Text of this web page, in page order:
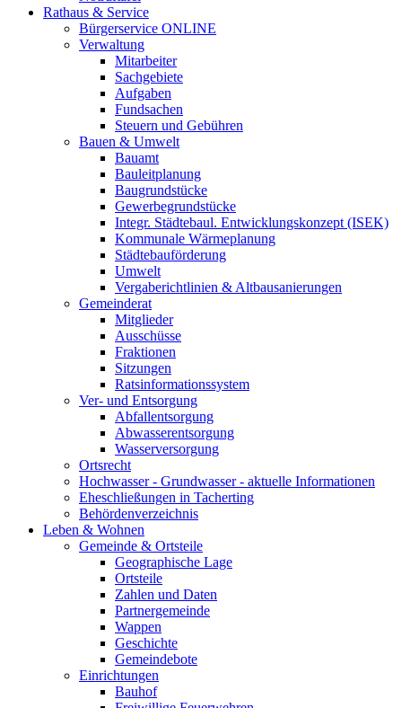
Rathaus & Service
Bürgerservice ONLINE
Verwaltung
Mitarbeiter
Sachgebiete
Aufgaben
Fundsachen
Steuern und Gebühren
Bauen & Umwelt
Bauamt
Bauleitplanung
Baugrundstücke
Gewerbegrundstücke
Integr. Städtebaul. Entwicklungskonzept (ISEK)
Kommunale Wärmeplanung
Städtebauförderung
Umwelt
Vergaberichtlinien & Altbausanierungen
Gemeinderat
Mitglieder
Ausschüsse
Fraktionen
Sitzungen
Ratsinformationssystem
Ver- und Entsorgung
Abfallentsorgung
Abwasserentsorgung
Wasserversorgung
Ortsrecht
Hochwasser - Grundwasser - aktuelle Informationen
Eheschließungen in Tacherting
Behördenverzeichnis
Leben & Wohnen
Gemeinde & Ortsteile
Geographische Lage
Ortsteile
Zahlen und Daten
Partnergemeinde
Wappen
Geschichte
Gemeindebote
Einrichtungen
Bauhof